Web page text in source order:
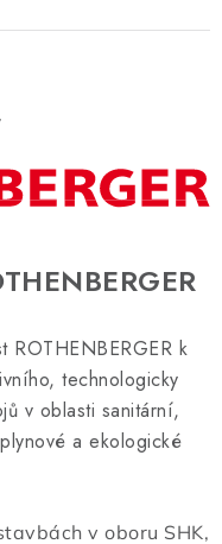
k
technologicky
v oblasti sanitární,
a ekologické
v oboru SHK,